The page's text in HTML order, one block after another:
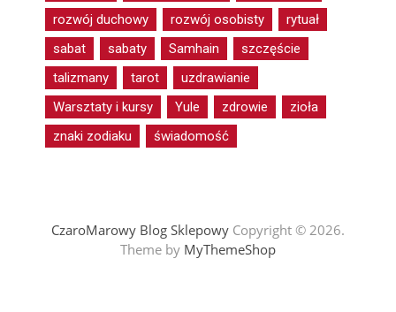
rozwój duchowy
rozwój osobisty
rytuał
sabat
sabaty Samhain
szczęście
talizmany
tarot
uzdrawianie
Warsztaty i kursy
Yule zdrowie
zioła
znaki zodiaku
świadomość
CzaroMarowy Blog SklepowyCopyright © 2026.
Theme by MyThemeShop